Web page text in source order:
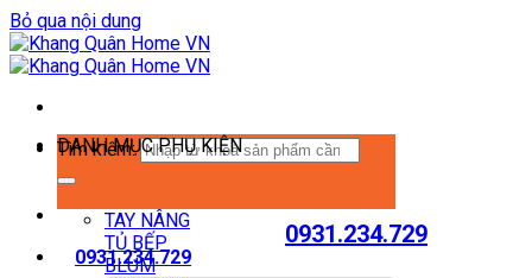
Bỏ qua nội dung
Tìm kiếm:
0931.234.729
0931.234.729
DANH MỤC PHỤ KIỆN
TAY NÂNG
TỦ BẾP
BLUM